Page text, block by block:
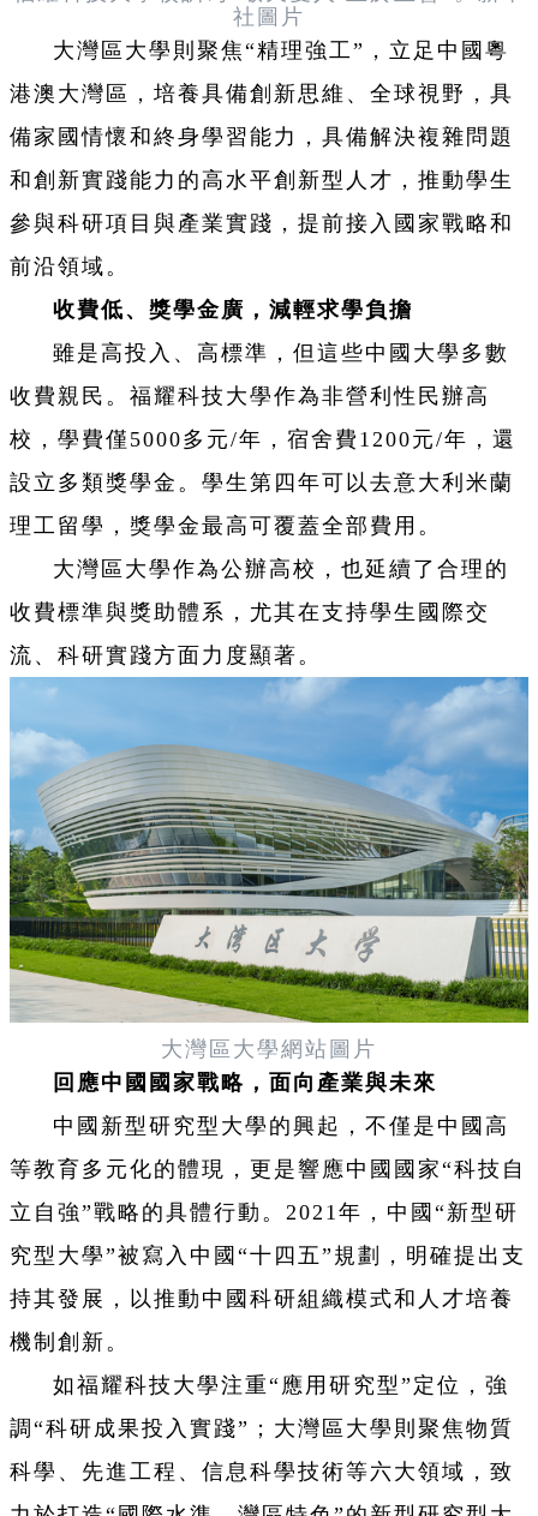
社圖片
大灣區大學則聚焦“精理強工”，立足中國粵
港澳大灣區，培養具備創新思維、全球視野，具
備家國情懷和終身學習能力，具備解決複雜問題
和創新實踐能力的高水平創新型人才，推動學生
參與科研項目與產業實踐，提前接入國家戰略和
前沿領域。
收費低、獎學金廣，減輕求學負擔
雖是高投入、高標準，但這些中國大學多數
收費親民。福耀科技大學作為非營利性民辦高
校，學費僅5000多元/年，宿舍費1200元/年，還
設立多類獎學金。學生第四年可以去意大利米蘭
理工留學，獎學金最高可覆蓋全部費用。
大灣區大學作為公辦高校，也延續了合理的
收費標準與獎助體系，尤其在支持學生國際交
流、科研實踐方面力度顯著。
大灣區大學網站圖片
回應中國 國家戰略，面向產業與未來
中國新型研究型大學的興起，不僅是中國高
等教育多元化的體現，更是響應中國國家“科技自
立自強”戰略的具體行動。2021年，中國“新型研
究型大學”被寫入中國“十四五”規劃，明確提出支
持其發展，以推動中國科研組織模式和人才培養
機制創新。
如福耀科技大學注重“應用研究型”定位，強
調“科研成果投入實踐”；大灣區大學則聚焦物質
科學、先進工程、信息科學技術等六大領域，致